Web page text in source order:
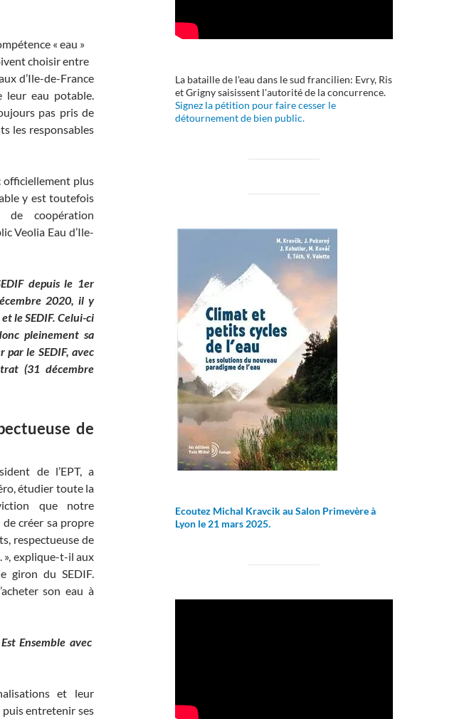
« eau »
choisir entre
d’Ile-de-France
leur eau potable.
pas pris de
les responsables
officiellement plus
y est toutefois
de coopération
Veolia Eau d’Ile-
depuis le 1er
2020, il y
le SEDIF. Celui-ci
pleinement sa
par le SEDIF, avec
(31 décembre
de
de l’EPT, a
étudier toute la
que notre
créer sa propre
respectueuse de
», explique-t-il aux
giron du SEDIF.
son eau à
Ensemble avec
et leur
entretenir ses
La bataille de l'eau dans le sud francilien: Evry, Ris
et Grigny saisissent l'autorité de la concurrence.
Signez la pétition pour faire cesser le
détournement de bien public.
Ecoutez Michal Kravcik au Salon Primevère à
Lyon le 21 mars 2025.